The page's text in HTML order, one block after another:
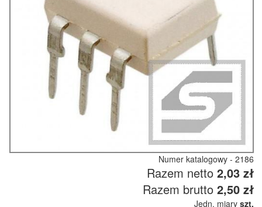
Numer katalogowy - 2186
Razem netto 2,03 zł
Razem brutto 2,50 zł
Jedn. miary szt.